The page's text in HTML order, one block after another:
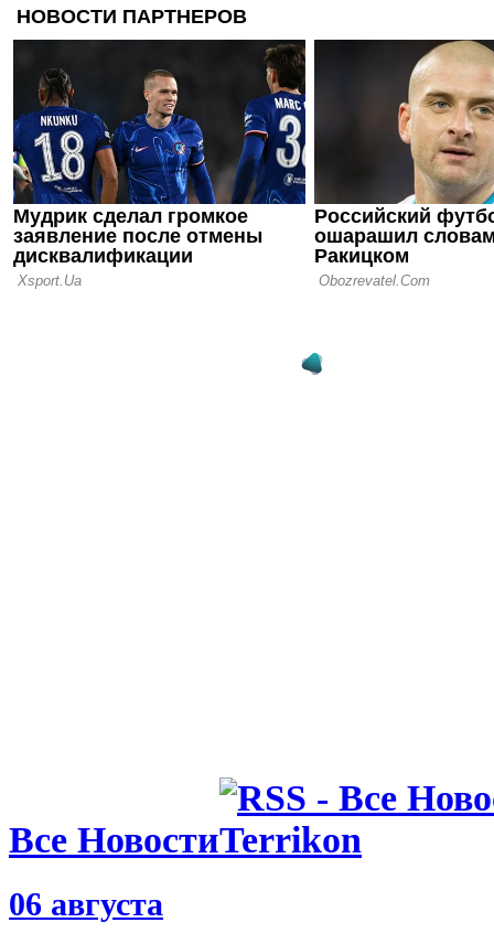
Роналдо
провал
06.07.26 09:30
умножает
маленькая
команда
Все Новости
06 августа